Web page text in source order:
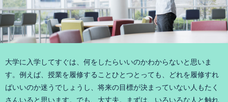
大学に入学してすぐは、何をしたらいいのかわからないと思いま
す。例えば、授業を履修することひとつとっても、どれを履修すれ
ばいいのか迷うでしょうし、将来の目標が決まっていない人もたく
さんいると思います。でも、大丈夫。まずは、いろいろな人と触れ